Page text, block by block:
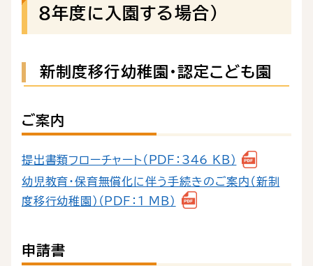
８年度に入園する場合）
新制度移行幼稚園・認定こども園
ご案内
提出書類フローチャート（PDF：346 KB）
幼児教育・保育無償化に伴う手続きのご案内（新制
度移行幼稚園）（PDF：1 MB）
申請書